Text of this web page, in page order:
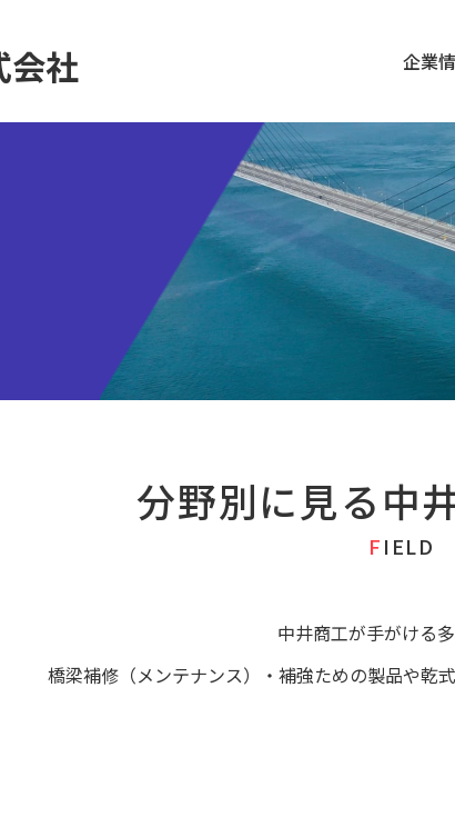
会社 企業
分野別に見る中
FIELD
中井商工が手がける
橋梁補修（メンテナンス）・補強ための製品や乾